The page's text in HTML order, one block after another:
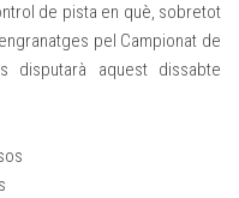
de pista en què, sobretot
pel Campionat de
aquest dissabte